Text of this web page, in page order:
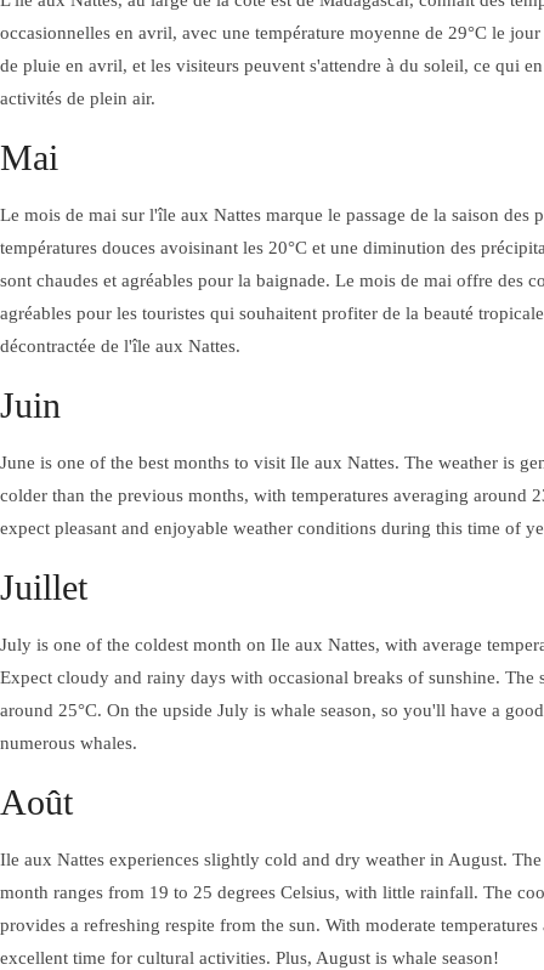
DÉCOUVREZ L'ÎLE AUX
NATTES
PIZZ'AURORA
Facebook Instagram (en
anglais)
occasionnelles en avril, avec une température moyenne de 29°C le
de pluie en avril, et les visiteurs peuvent s'attendre à du soleil, ce qui
activités de plein air.
Mai
Le mois de mai sur l'île aux Nattes marque le passage de la saison des
températures douces avoisinant les 20°C et une diminution des
sont chaudes et agréables pour la baignade. Le mois de mai offre des
agréables pour les touristes qui souhaitent profiter de la beauté
décontractée de l'île aux Nattes.
Juin
June is one of the best months to visit Ile aux Nattes. The weather is
colder than the previous months, with temperatures averaging around
expect pleasant and enjoyable weather conditions during this time of
Juillet
July is one of the coldest month on Ile aux Nattes, with average
Expect cloudy and rainy days with occasional breaks of sunshine. The
around 25°C. On the upside July is whale season, so you'll have a
numerous whales.
Août
Ile aux Nattes experiences slightly cold and dry weather in August.
month ranges from 19 to 25 degrees Celsius, with little rainfall. The
provides a refreshing respite from the sun. With moderate
excellent time for cultural activities. Plus, August is whale season!